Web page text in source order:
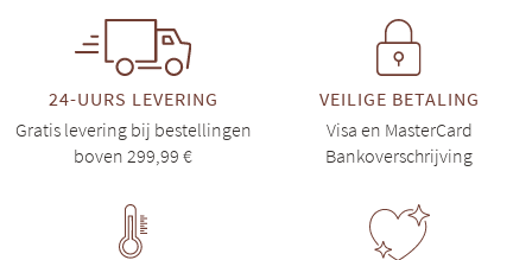
24-UURS LEVERING
Gratis levering bij bestellingen
boven 299,99 €
VEILIGE BETALING
Visa en MasterCard
Bankoverschrijving